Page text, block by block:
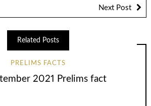
Next Post
Related Posts
PRELIMS FACTS
2021 Prelims fact